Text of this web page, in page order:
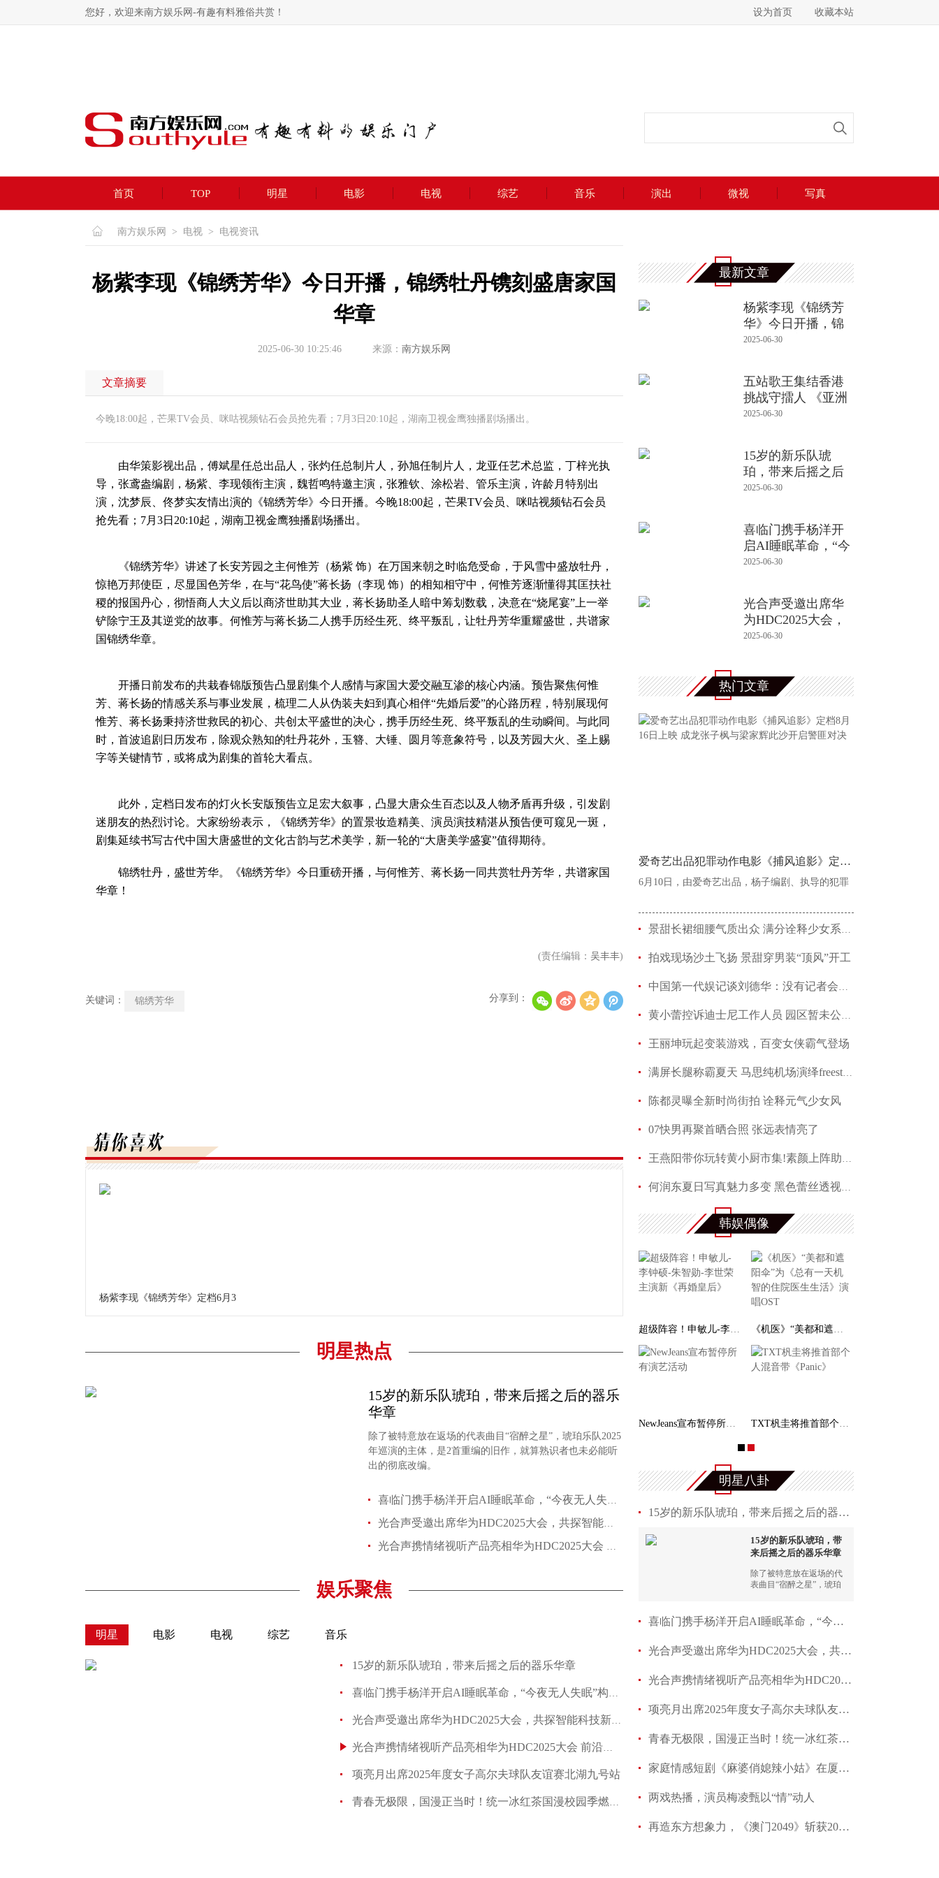
您好，欢迎来南方娱乐网-有趣有料雅俗共赏！ 设为首页 收藏本站
首页 TOP 明星 电影 电视 综艺 音乐 演出 微视 写真
南方娱乐网 > 电视 > 电视资讯
杨紫李现《锦绣芳华》今日开播，锦绣牡丹镌刻盛唐家国
华章
2025-06-30 10:25:46 来源： 南方娱乐网
文章摘要
今晚18:00起，芒果TV会员、咪咕视频钻石会员抢先看；7月3日20:10起，湖南卫视金鹰独播剧场播出。
由华策影视出品，傅斌星任总出品人，张灼任总制片人，孙旭任制片人，龙亚任艺术总监，丁梓光执
导，张鸢盎编剧，杨紫、李现领衔主演，魏哲鸣特邀主演，张雅钦、涂松岩、管乐主演，许龄月特别出
演，沈梦辰、佟梦实友情出演的《锦绣芳华》今日开播。今晚18:00起，芒果TV会员、咪咕视频钻石会员
抢先看；7月3日20:10起，湖南卫视金鹰独播剧场播出。
《锦绣芳华》讲述了长安芳园之主何惟芳（杨紫 饰）在万国来朝之时临危受命，于风雪中盛放牡丹，
惊艳万邦使臣，尽显国色芳华，在与“花鸟使”蒋长扬（李现 饰）的相知相守中，何惟芳逐渐懂得其匡扶社
稷的报国丹心，彻悟商人大义后以商济世助其大业，蒋长扬助圣人暗中筹划数载，决意在“烧尾宴”上一举
铲除宁王及其逆党的故事。何惟芳与蒋长扬二人携手历经生死、终平叛乱，让牡丹芳华重耀盛世，共谱家
国锦绣华章。
开播日前发布的共栽春锦版预告凸显剧集个人感情与家国大爱交融互渗的核心内涵。预告聚焦何惟
芳、蒋长扬的情感关系与事业发展，梳理二人从伪装夫妇到真心相伴“先婚后爱”的心路历程，特别展现何
惟芳、蒋长扬秉持济世救民的初心、共创太平盛世的决心，携手历经生死、终平叛乱的生动瞬间。与此同
时，首波追剧日历发布，除观众熟知的牡丹花外，玉簪、大锤、圆月等意象符号，以及芳园大火、圣上赐
字等关键情节，或将成为剧集的首轮大看点。
此外，定档日发布的灯火长安版预告立足宏大叙事，凸显大唐众生百态以及人物矛盾再升级，引发剧
迷朋友的热烈讨论。大家纷纷表示，《锦绣芳华》的置景妆造精美、演员演技精湛从预告便可窥见一斑，
剧集延续书写古代中国大唐盛世的文化古韵与艺术美学，新一轮的“大唐美学盛宴”值得期待。
锦绣牡丹，盛世芳华。《锦绣芳华》今日重磅开播，与何惟芳、蒋长扬一同共赏牡丹芳华，共谱家国
华章！
(责任编辑： 吴丰丰)
关键词： 锦绣芳华 分享到：
杨紫李现《锦绣芳华》定档6月3
明星热点
15岁的新乐队琥珀，带来后摇之后的器乐
华章
除了被特意放在返场的代表曲目“宿醉之星”，琥珀乐队2025
年巡演的主体，是2首重编的旧作，就算熟识者也未必能听
出的彻底改编。
喜临门携手杨洋开启AI睡眠革命，“今夜无人失眠”构建人类睡眠文明
光合声受邀出席华为HDC2025大会，共探智能科技新未来
光合声携情绪视听产品亮相华为HDC2025大会 前沿成果引多方瞩目
娱乐聚焦
明星 电影 电视 综艺 音乐
15岁的新乐队琥珀，带来后摇之后的器乐华章
喜临门携手杨洋开启AI睡眠革命，“今夜无人失眠”构建人
光合声受邀出席华为HDC2025大会，共探智能科技新未来
光合声携情绪视听产品亮相华为HDC2025大会 前沿成果引
项亮月出席2025年度女子高尔夫球队友谊赛北湖九号站
青春无极限，国漫正当时！统一冰红茶国漫校园季燃爆郑州收
最新文章
杨紫李现《锦绣芳
华》今日开播，锦
绣牡丹镌刻
2025-06-30
五站歌王集结香港
挑战守擂人 《亚洲
新声》
2025-06-30
15岁的新乐队琥
珀，带来后摇之后
的器乐华章
2025-06-30
喜临门携手杨洋开
启AI睡眠革命，“今
夜无人失
2025-06-30
光合声受邀出席华
为HDC2025大会，
共探智能科
2025-06-30
热门文章
爱奇艺出品犯罪动作电影《捕风追影》定档8
6月10日，由爱奇艺出品，杨子编剧、执导的犯罪
景甜长裙细腰气质出众 满分诠释少女系优雅
拍戏现场沙土飞扬 景甜穿男装“顶风”开工
中国第一代娱记谈刘德华：没有记者会不喜欢他
黄小蕾控诉迪士尼工作人员 园区暂未公开回应当事
王丽坤玩起变装游戏，百变女侠霸气登场
满屏长腿称霸夏天 马思纯机场演绎freestyle
陈都灵曝全新时尚街拍 诠释元气少女风
07快男再聚首晒合照 张远表情亮了
王燕阳带你玩转黄小厨市集!素颜上阵助力嫣然天使
何润东夏日写真魅力多变 黑色蕾丝透视西装性感吸
赵芮曝全新写真 笑靥如花展现十足冻龄魅力
韩娱偶像
超级阵容！申敏儿-李钟硕-朱智勋-李世荣主演新《 《机医》“美都和遮阳伞”为《总有一天机智的住
NewJeans宣布暂停所有演艺活动 TXT杋圭将推首部个人混音带《Panic》
明星八卦
15岁的新乐队琥珀，带来后摇之后的器乐华章
15岁的新乐队琥珀，带
来后摇之后的器乐华章
除了被特意放在返场的代
表曲目“宿醉之星”，琥珀
识者也未必能听出的彻底
改编。
喜临门携手杨洋开启AI睡眠革命，“今夜无人失眠”
光合声受邀出席华为HDC2025大会，共探智能科技新
光合声携情绪视听产品亮相华为HDC2025大会 前沿
项亮月出席2025年度女子高尔夫球队友谊赛北湖九
青春无极限，国漫正当时！统一冰红茶国漫校园季燃爆
家庭情感短剧《麻婆俏媳辣小姑》在厦开机，内容风
两戏热播，演员梅凌甄以“情”动人
再造东方想象力，《澳门2049》斩获2024微博文旅传